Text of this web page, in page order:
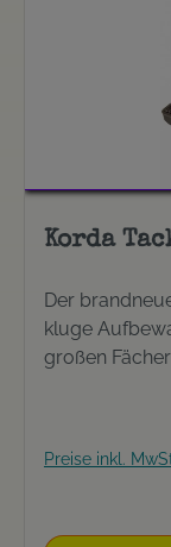
Korda
Der
kluge
großen
Angler
unterwegs
Preise inkl.